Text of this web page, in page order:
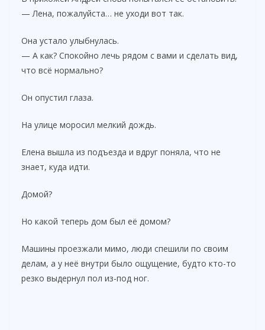
— Лена, пожалуйста… не уходи вот так.
Она устало улыбнулась.
— А как? Спокойно лечь рядом с вами и сделать вид,
что всё нормально?
Он опустил глаза.
На улице моросил мелкий дождь.
Елена вышла из подъезда и вдруг поняла, что не
знает, куда идти.
Домой?
Но какой теперь дом был её домом?
Машины проезжали мимо, люди спешили по своим
делам, а у неё внутри было ощущение, будто кто-то
резко выдернул пол из-под ног.